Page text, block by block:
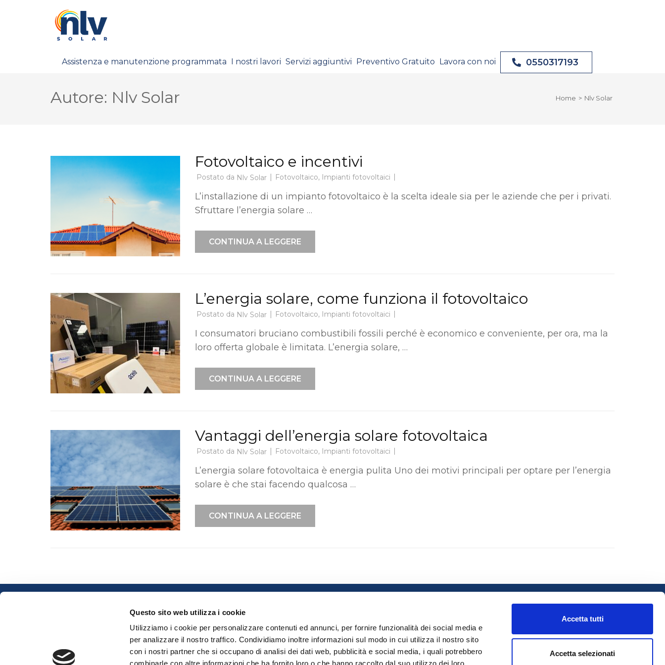
Questo sito web utilizza i cookie
Utilizziamo i cookie per personalizzare contenuti ed annunci, per fornire funzionalità dei social media e
per analizzare il nostro traffico. Condividiamo inoltre informazioni sul modo in cui utilizza il nostro sito
con i nostri partner che si occupano di analisi dei dati web, pubblicità e social media, i quali potrebbero
Accetta tutti
Accetta selezionati
Assistenza e manutenzione programmata I nostri lavori Servizi aggiuntivi Preventivo Gratuito Lavora con noi 0550317193
Autore: Nlv Solar Home > Nlv Solar
Fotovoltaico e incentivi
Postato da Nlv Solar Fotovoltaico, Impianti fotovoltaici
L’installazione di un impianto fotovoltaico è la scelta ideale sia per le aziende che per i privati.
Sfruttare l’energia solare …
CONTINUA A LEGGERE
L’energia solare, come funziona il fotovoltaico
Postato da Nlv Solar Fotovoltaico, Impianti fotovoltaici
I consumatori bruciano combustibili fossili perché è economico e conveniente, per ora, ma la
loro offerta globale è limitata. L’energia solare, …
CONTINUA A LEGGERE
Vantaggi dell’energia solare fotovoltaica
Postato da Nlv Solar Fotovoltaico, Impianti fotovoltaici
L’energia solare fotovoltaica è energia pulita Uno dei motivi principali per optare per l’energia
solare è che stai facendo qualcosa …
CONTINUA A LEGGERE
Via Reginaldo Giuliani,
148/R, 50141 Firenze FI
Tel. 055 031 7193
Seguici: